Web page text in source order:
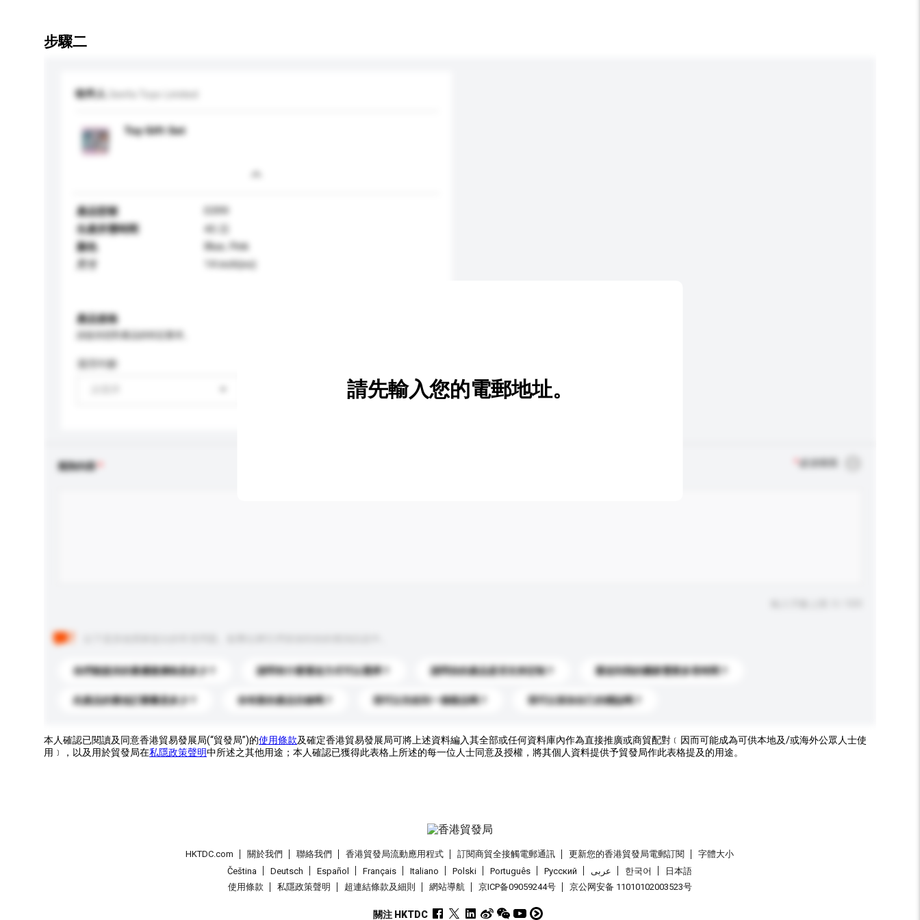
步驟二
收件人
Toy Gift Set
產品型號
0399
生產所需時間
45 日
顏色
Blue, Pink
14 inch(es)
產品規格
適用年齡
新增/刪除選項
查詢內容
你們能提供的最優惠價格是多少？ 請問有什麼運送方式可以選擇？ 請問你的產品是否支持定制？ 運送到我的國家需要多長時間？
此產品的最低訂購量是多少？ 你有新的產品目錄嗎？ 我可以先收到一個樣品嗎？ 我可以添加自己的標誌嗎？
請先輸入您的電郵地址。
本人確認已閱讀及同意香港貿易發展局(“貿發局”)的使用條款及確定香港貿易發展局可將上述資料編入其全部或任何資料庫內作為直接推廣或商貿配對﹝因而可能成為可供本地及/或海外公眾人士使
用﹞，以及用於貿發局在私隱政策聲明中所述之其他用途；本人確認已獲得此表格上所述的每一位人士同意及授權，將其個人資料提供予貿發局作此表格提及的用途。
HKTDC.com 關於我們 聯絡我們 香港貿發局流動應用程式 訂閱商貿全接觸電郵通訊 更新您的香港貿發局電郵訂閱
字體大小
Čeština
Deutsch Español Français Italiano Polski Português Pусский عربى 한국어
日本語
使用條款
私隱政策聲明 超連結條款及細則 網站導航 京ICP备09059244号 京公网安备 11010102003523号
關注 HKTDC